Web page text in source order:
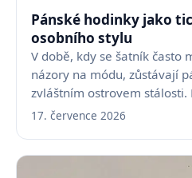
Pánské hodinky jako
osobního stylu
V době, kdy se šatník často
názory na módu, zůstávají
zvláštním ostrovem
17. července 2026